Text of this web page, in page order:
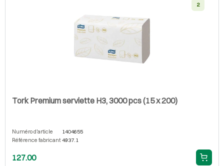
2
Tork Premium serviette H3, 3000 pcs (15 x 200)
Numéro d'article
1404655
Référence fabricant 4937.1
127.00